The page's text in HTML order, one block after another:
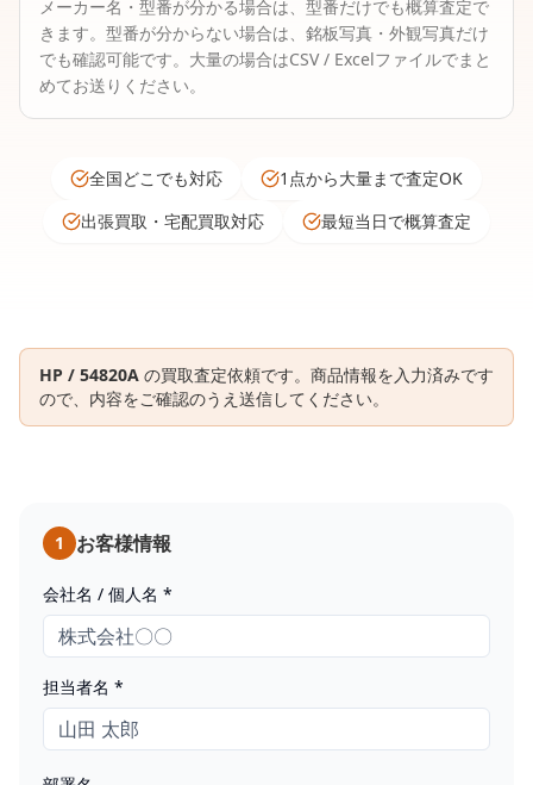
メーカー名・型番が分かる場合は、型番だけでも概算査定で
きます。 型番が分からない場合は、銘板写真・外観写真だけ
でも確認可能です。 大量の場合はCSV / Excelファイルでまと
めてお送りください。
全国どこでも対応
1点から大量まで査定OK
出張買取・宅配買取対応
最短当日で概算査定
HP / 54820A の買取査定依頼です。商品情報を入力済みです
ので、内容をご確認のうえ送信してください。
1 お客様情報
会社名 / 個人名 *
担当者名 *